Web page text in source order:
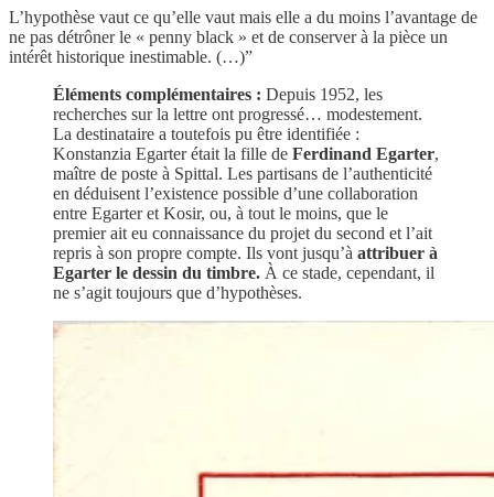
L’hypothèse vaut ce qu’elle vaut mais elle a du moins l’avantage de
ne pas détrôner le « penny black » et de conserver à la pièce un
intérêt historique inestimable. (…)”
Éléments complémentaires : Depuis 1952, les
recherches sur la lettre ont progressé… modestement.
La destinataire a toutefois pu être identifiée :
Konstanzia Egarter était la fille de Ferdinand Egarter,
maître de poste à Spittal. Les partisans de l’authenticité
en déduisent l’existence possible d’une collaboration
entre Egarter et Kosir, ou, à tout le moins, que le
premier ait eu connaissance du projet du second et l’ait
repris à son propre compte. Ils vont jusqu’à attribuer à
Egarter le dessin du timbre. À ce stade, cependant, il
ne s’agit toujours que d’hypothèses.